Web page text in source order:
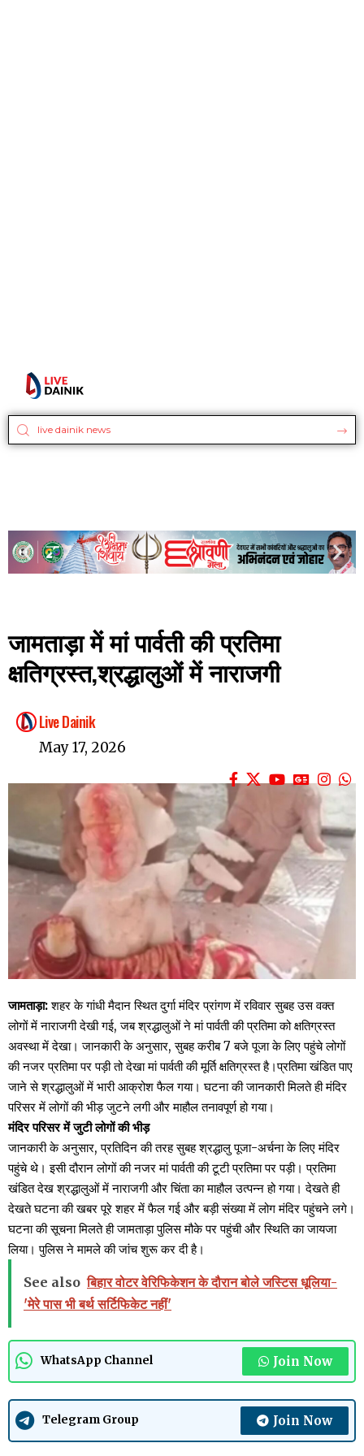
जामताड़ा में मां पार्वती की प्रतिमा
क्षतिग्रस्त,श्रद्धालुओं में नाराजगी
Live Dainik
May 17, 2026
जामताड़ा:शहर के गांधी मैदान स्थित दुर्गा मंदिर प्रांगण में रविवार सुबह उस वक्त
लोगों में नाराजगी देखी गई, जब श्रद्धालुओं ने मां पार्वती की प्रतिमा को क्षतिग्रस्त
अवस्था में देखा। जानकारी के अनुसार, सुबह करीब 7 बजे पूजा के लिए पहुंचे लोगों
की नजर प्रतिमा पर पड़ी तो देखा मां पार्वती की मूर्ति क्षतिग्रस्त है।प्रतिमा खंडित पाए
जाने से श्रद्धालुओं में भारी आक्रोश फैल गया। घटना की जानकारी मिलते ही मंदिर
परिसर में लोगों की भीड़ जुटने लगी और माहौल तनावपूर्ण हो गया।
मंदिर परिसर में जुटी लोगों की भीड़
जानकारी के अनुसार, प्रतिदिन की तरह सुबह श्रद्धालु पूजा-अर्चना के लिए मंदिर
पहुंचे थे। इसी दौरान लोगों की नजर मां पार्वती की टूटी प्रतिमा पर पड़ी। प्रतिमा
खंडित देख श्रद्धालुओं में नाराजगी और चिंता का माहौल उत्पन्न हो गया। देखते ही
देखते घटना की खबर पूरे शहर में फैल गई और बड़ी संख्या में लोग मंदिर पहुंचने लगे।
घटना की सूचना मिलते ही जामताड़ा पुलिस मौके पर पहुंची और स्थिति का जायजा
लिया। पुलिस ने मामले की जांच शुरू कर दी है।
See also बिहार वोटर वेरिफिकेशन के दौरान बोले जस्टिस धूलिया-
'मेरे पास भी बर्थ सर्टिफिकेट नहीं'
WhatsApp Channel Join Now
Telegram Group Join Now